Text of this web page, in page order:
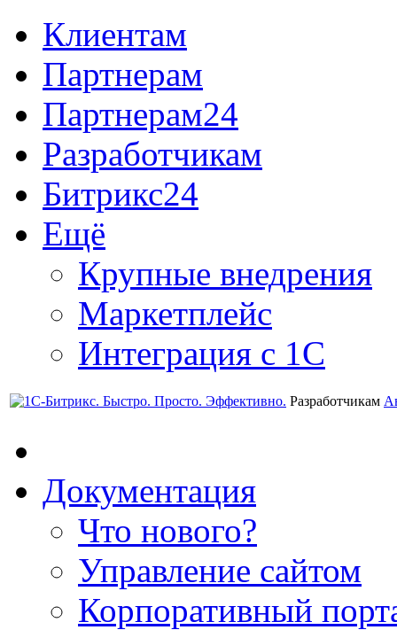
Клиентам
Партнерам
Партнерам24
Разработчикам
Битрикс24
Ещё
Крупные внедрения
Маркетплейс
Интеграция с 1С
Разработчикам
Документация
Что нового?
Управление сайтом
Корпоративный